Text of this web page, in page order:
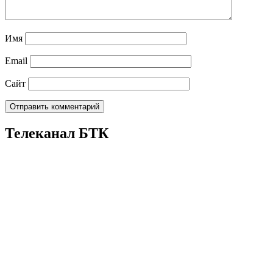
Имя
Email
Сайт
Телеканал БТК